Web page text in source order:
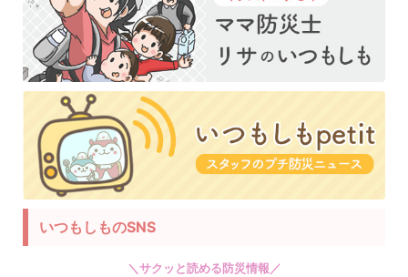
いつもしものSNS
＼サクッと読める防災情報／